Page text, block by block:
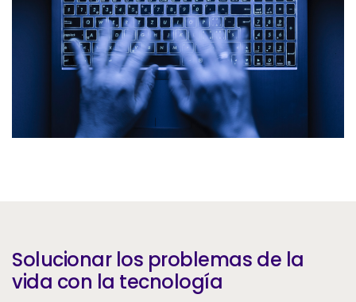
Servicios
Recursos
Compañía
Centro de información para clientes
Call to action - Mexico (Spanish) - es-MX
Solucionar los problemas de la
vida con la tecnología